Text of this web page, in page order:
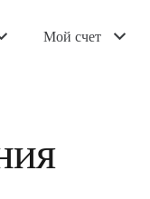
Мой счет